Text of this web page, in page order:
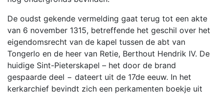
De oudst gekende vermelding gaat terug tot een akte
van 6 november 1315, betreffende het geschil over het
eigendomsrecht van de kapel tussen de abt van
Tongerlo en de heer van Retie, Berthout Hendrik IV. De
huidige Sint-Pieterskapel – het door de brand
gespaarde deel − dateert uit de 17de eeuw. In het
kerkarchief bevindt zich een perkamenten boekje uit